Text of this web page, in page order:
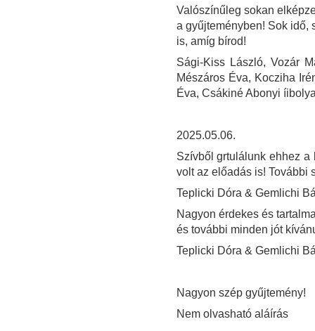
Valószínűleg sokan
a gyűjteményben! Sok idő,
is, amíg bírod!
Sági-Kiss László, Vozár
Mészáros Éva, Kocziha
Éva, Csákiné Abonyi
2025.05.06.
Szívből grtulálunk ehhez a
volt az előadás is! További
Teplicki Dóra & Gemlichi
Nagyon érdekes és
és további minden jót
Teplicki Dóra & Gemlichi
Nagyon szép gyűjtemény!
Nem olvasható aláírás